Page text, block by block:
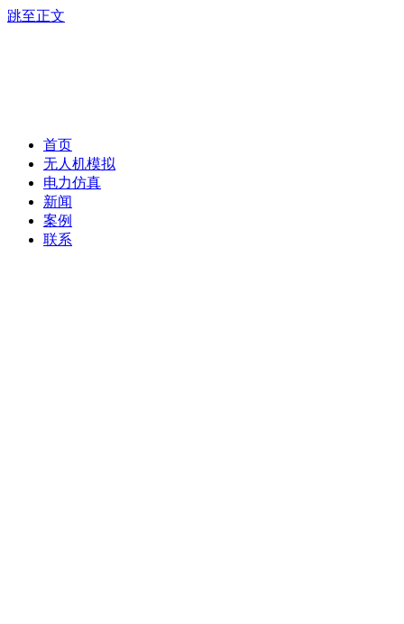
跳至正文
首页
无人机模拟
电力仿真
新闻
案例
联系